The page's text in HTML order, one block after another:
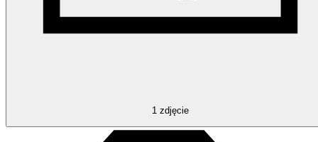
1 zdjęcie